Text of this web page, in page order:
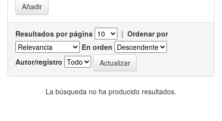
Resultados por página | Ordenar por
En orden
Autor/registro
La búsqueda no ha producido resultados.